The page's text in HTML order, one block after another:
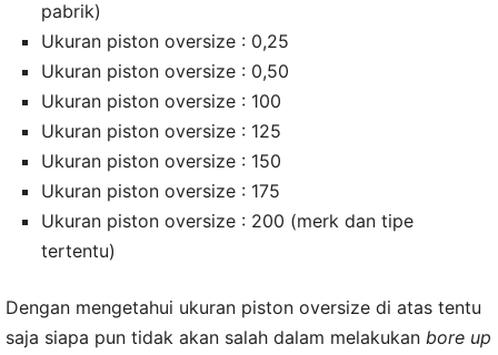
pabrik)
Ukuran piston oversize : 0,25
Ukuran piston oversize : 0,50
Ukuran piston oversize : 100
Ukuran piston oversize : 125
Ukuran piston oversize : 150
Ukuran piston oversize : 175
Ukuran piston oversize : 200 (merk dan tipe
tertentu)
Dengan mengetahui ukuran piston oversize di atas tentu
saja siapa pun tidak akan salah dalam melakukan bore up